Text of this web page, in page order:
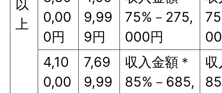
以
上
0,00
0円
9,99
9円
75%－275,
000円
4,10
0,00
7,69
9,99
収入金額＊
85%－685,